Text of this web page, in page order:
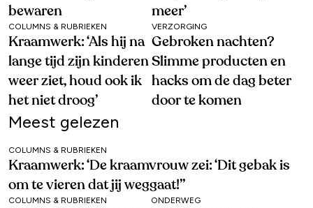
bewaren
meer’
COLUMNS & RUBRIEKEN
Kraamwerk: ‘Als hij na
lange tijd zijn kinderen
weer ziet, houd ook ik
het niet droog’
VERZORGING
Gebroken nachten?
Slimme producten en
hacks om de dag beter
door te komen
Meest gelezen
COLUMNS & RUBRIEKEN
Kraamwerk: ‘De kraamvrouw zei: ‘Dit gebak is
om te vieren dat jij weggaat!’’
COLUMNS & RUBRIEKEN ONDERWEG